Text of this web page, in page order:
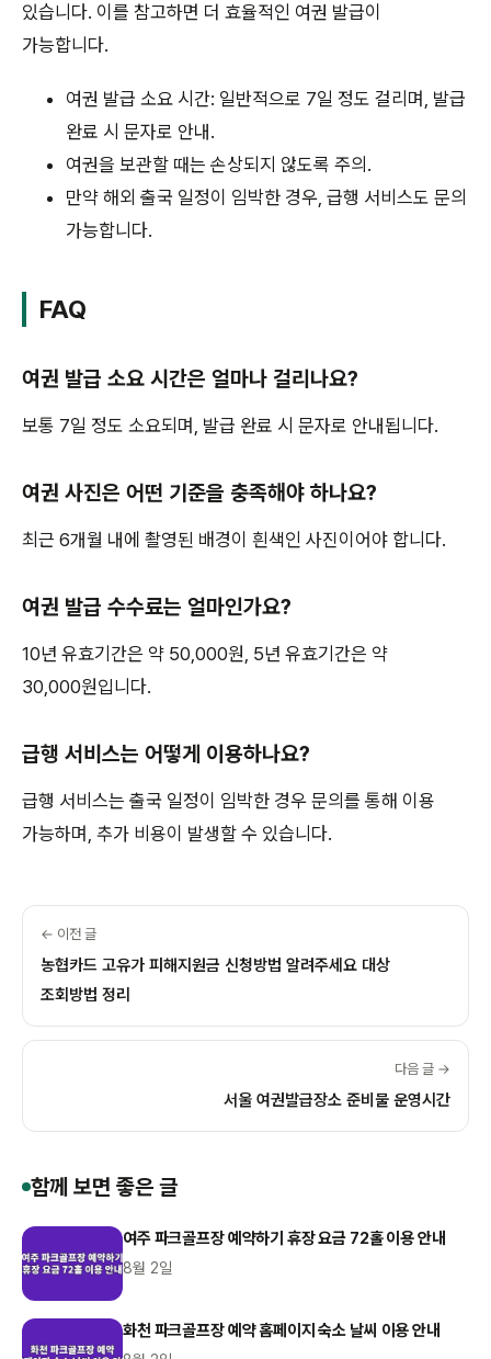
있습니다. 이를 참고하면 더 효율적인 여권 발급이
가능합니다.
여권 발급 소요 시간: 일반적으로 7일 정도 걸리며, 발급
완료 시 문자로 안내.
여권을 보관할 때는 손상되지 않도록 주의.
만약 해외 출국 일정이 임박한 경우, 급행 서비스도 문의
가능합니다.
FAQ
여권 발급 소요 시간은 얼마나 걸리나요?
보통 7일 정도 소요되며, 발급 완료 시 문자로 안내됩니다.
여권 사진은 어떤 기준을 충족해야 하나요?
최근 6개월 내에 촬영된 배경이 흰색인 사진이어야 합니다.
여권 발급 수수료는 얼마인가요?
10년 유효기간은 약 50,000원, 5년 유효기간은 약
30,000원입니다.
급행 서비스는 어떻게 이용하나요?
급행 서비스는 출국 일정이 임박한 경우 문의를 통해 이용
가능하며, 추가 비용이 발생할 수 있습니다.
← 이전 글
농협카드 고유가 피해지원금 신청방법 알려주세요 대상
조회방법 정리
다음 글 →
서울 여권발급장소 준비물 운영시간
함께 보면 좋은 글
여주 파크골프장 예약하기 휴장 요금 72홀 이용 안내
8월 2일
화천 파크골프장 예약 홈페이지 숙소 날씨 이용 안내